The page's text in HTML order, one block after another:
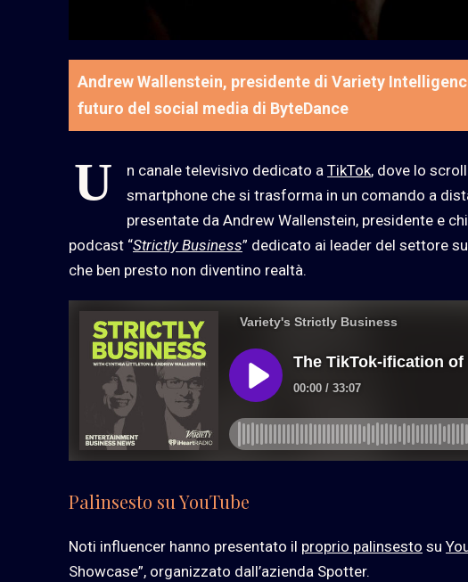
Andrew Wallenstein, presidente di Variety
futuro del social media di ByteDance
U n canale televisivo dedicato a TikTok, dove lo
smartphone che si trasforma in un comando a
presentate da Andrew Wallenstein, presidente e
podcast “Strictly Business” dedicato ai leader del settore
che ben presto non diventino realtà.
Palinsesto su YouTube
Noti influencer hanno presentato il proprio palinsesto su
Showcase”, organizzato dall’azienda Spotter.